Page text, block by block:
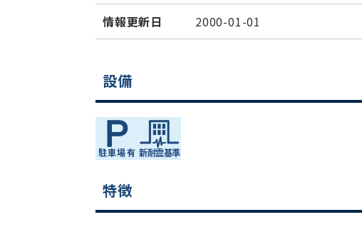
情報更新日 2000-01-01
設備
特徴